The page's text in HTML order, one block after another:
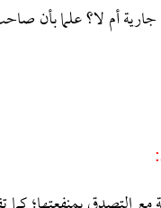
أم لا؟ علما بأن